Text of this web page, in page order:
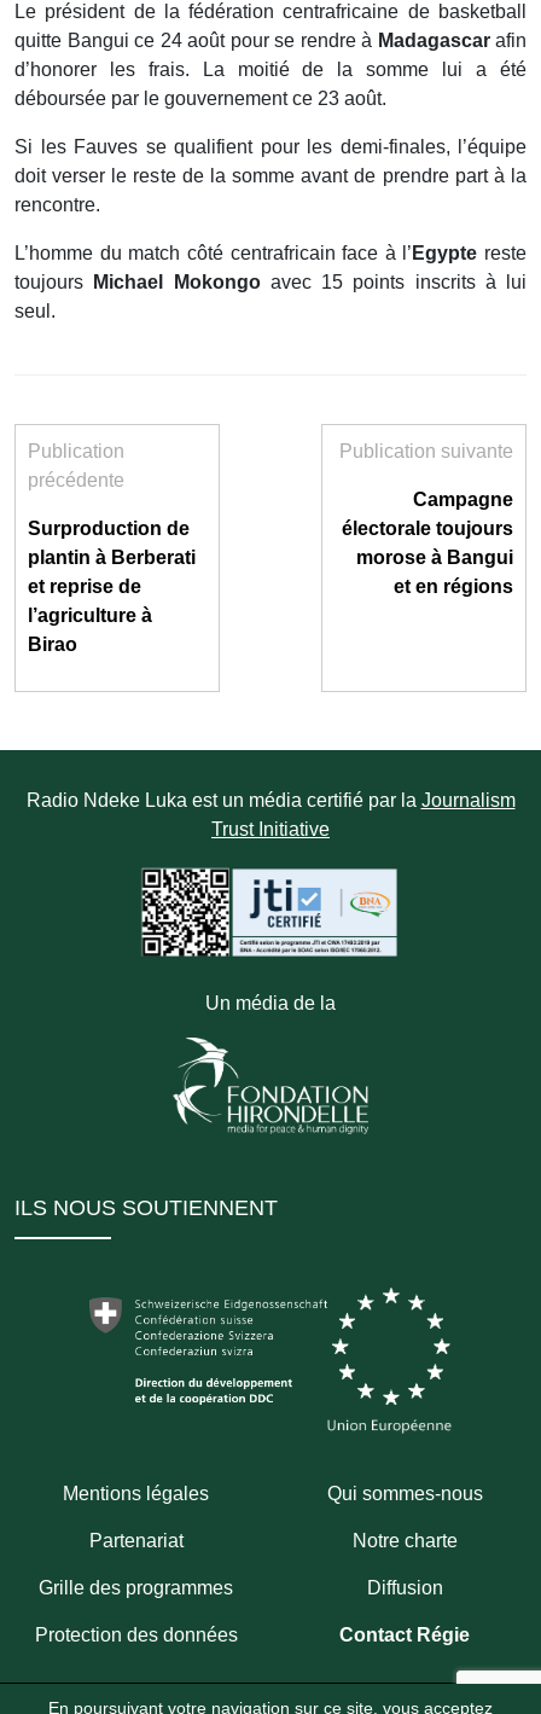
En poursuivant votre navigation sur ce site, vous acceptez
Le président de la fédération centrafricaine de basketball
quitte Bangui ce 24 août pour se rendre à Madagascarafin
d’honorer les frais. La moitié de la somme lui a été
déboursée par le gouvernement ce 23 août.
Si les Fauves se qualifient pour les demi-finales, l’équipe
doit verser le reste de la somme avant de prendre part à la
rencontre.
L’homme du match côté centrafricain face à l’ Egypte reste
toujours
Michael Mokongoavec 15 points inscrits à lui
seul.
Publication
précédente
Surproduction de
plantin à Berberati
et reprise de
l’agriculture à
Birao
Publication suivante
Campagne
électorale toujours
morose à Bangui
et en régions
Radio Ndeke Luka est un média certifié par la Journalism
Trust Initiative
Un média de la
ILS NOUS SOUTIENNENT
Mentions légales Qui sommes-nous
Partenariat Notre charte
Grille des programmes Diffusion
Protection des données Contact Régie